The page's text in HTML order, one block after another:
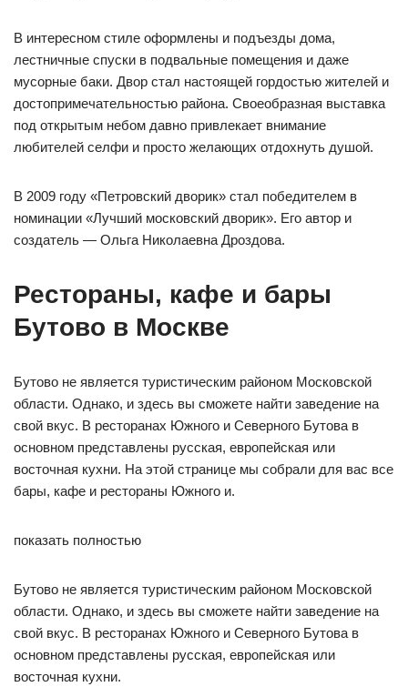
В интересном стиле оформлены и подъезды дома,
лестничные спуски в подвальные помещения и даже
мусорные баки. Двор стал настоящей гордостью жителей и
достопримечательностью района. Своеобразная выставка
под открытым небом давно привлекает внимание
любителей селфи и просто желающих отдохнуть душой.
В 2009 году «Петровский дворик» стал победителем в
номинации «Лучший московский дворик». Его автор и
создатель — Ольга Николаевна Дроздова.
Рестораны, кафе и бары
Бутово в Москве
Бутово не является туристическим районом Московской
области. Однако, и здесь вы сможете найти заведение на
свой вкус. В ресторанах Южного и Северного Бутова в
основном представлены русская, европейская или
восточная кухни. На этой странице мы собрали для вас все
бары, кафе и рестораны Южного и.
показать полностью
Бутово не является туристическим районом Московской
области. Однако, и здесь вы сможете найти заведение на
свой вкус. В ресторанах Южного и Северного Бутова в
основном представлены русская, европейская или
восточная кухни.